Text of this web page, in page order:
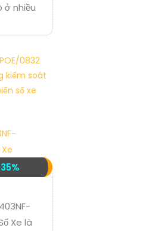
ở nhiều
Xe là